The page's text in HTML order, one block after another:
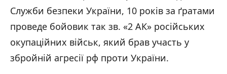
Служби безпеки України, 10 років за ґратами
проведе бойовик так зв. «2 АК» російських
окупаційних військ, який брав участь у
збройній агресії рф проти України.